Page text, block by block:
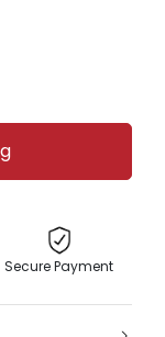
Secure Payment